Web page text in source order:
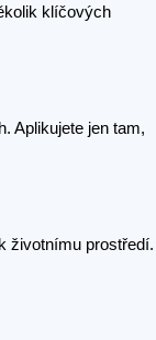
klíčových
Aplikujete jen tam,
životnímu prostředí.